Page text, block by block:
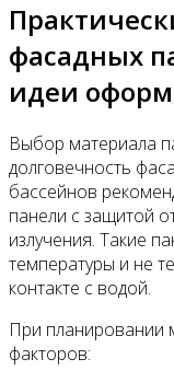
фасадных
идеи
Выбор материала
долговечность
бассейнов
панели с защитой
излучения. Такие
температуры и не
контакте с водой.
При планировании
факторов: